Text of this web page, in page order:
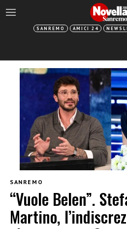
SANREMO AMICI 24
SANREMO
“Vuole Belen”.
Martino,